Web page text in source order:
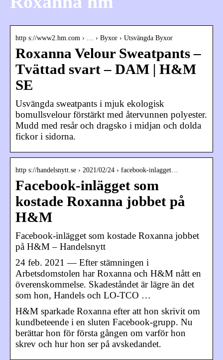
http s://www2.hm.com › … › Byxor › Utsvängda Byxor
Roxanna Velour Sweatpants –
Tvättad svart – DAM | H&M
SE
Usvängda sweatpants i mjuk ekologisk
bomullsvelour förstärkt med återvunnen polyester.
Mudd med resår och dragsko i midjan och dolda
fickor i sidorna.
http s://handelsnytt.se › 2021/02/24 › facebook-inlagget…
Facebook-inlägget som
kostade Roxanna jobbet på
H&M
Facebook-inlägget som kostade Roxanna jobbet
på H&M – Handelsnytt
24 feb. 2021 — Efter stämningen i
Arbetsdomstolen har Roxanna och H&M nått en
överenskommelse. Skadeståndet är lägre än det
som hon, Handels och LO-TCO …
H&M sparkade Roxanna efter att hon skrivit om
kundbeteende i en sluten Facebook-grupp. Nu
berättar hon för första gången om varför hon
skrev och hur hon ser på avskedandet.